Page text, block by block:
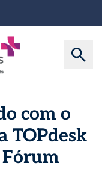
com o
TOPdesk
Fórum